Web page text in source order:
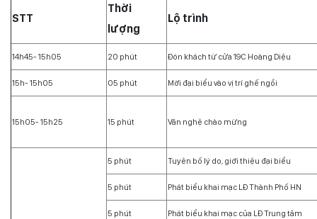
STT
Thời
lượng
Lộ trình
14h45- 15h05 20 phút Đón khách từ cửa 19C Hoàng Diệu
15h- 15h05 05 phút Mời đại biểu vào vị trí ghế ngồi
15h05- 15h25 15 phút Văn nghệ chào mừng
5 phút Tuyên bố lý do, giới thiệu đại biểu
5 phút Phát biểu khai mạc LĐ Thành Phố HN
5 phút Phát biểu khai mạc của LĐ Trung tâm